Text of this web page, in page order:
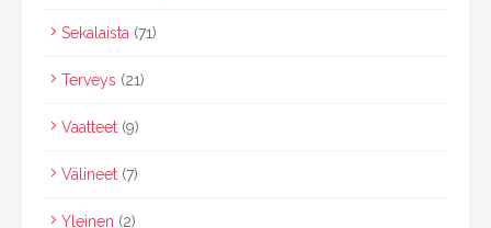
Sekalaista (71)
Terveys (21)
Vaatteet (9)
Välineet (7)
Yleinen (2)